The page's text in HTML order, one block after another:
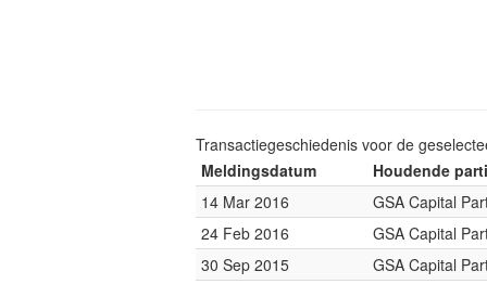
Transactiegeschiedenis voor de
Meldingsdatum
Houdende
14 Mar 2016
GSA Capital
24 Feb 2016
GSA Capital
30 Sep 2015
GSA Capital